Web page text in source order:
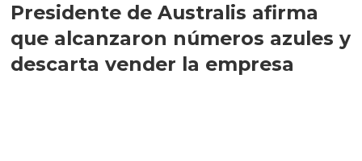
Presidente de Australis afirma
que alcanzaron números azules y
descarta vender la empresa